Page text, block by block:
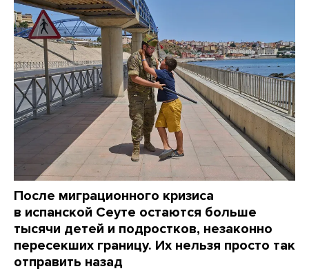
После миграционного кризиса
в испанской Сеуте остаются больше
тысячи детей и подростков, незаконно
пересекших границу. Их нельзя просто так
отправить назад